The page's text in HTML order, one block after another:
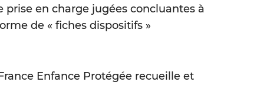
prise en charge jugées concluantes à
de « fiches dispositifs »
Enfance Protégée recueille et